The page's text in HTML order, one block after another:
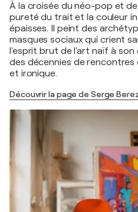
À la croisée du néo-pop et de
pureté du trait et la couleur
épaisses. Il peint des
masques sociaux qui crient
l'esprit brut de l'art naïf à
des décennies de rencontres
et ironique.
Découvrir la page de Serge